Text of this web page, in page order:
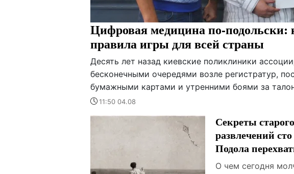
Цифровая медицина по-подольски:
правила игры для всей страны
Десять лет назад киевские поликлиники
бесконечными очередями возле регистратур,
бумажными картами и утренними боями за
11:50 04.08
Секреты
развлечений
Подола
О чем сегодня